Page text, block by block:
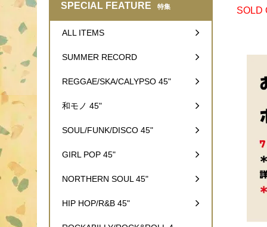
SOLD
SPECIAL FEATURE 特集
ALL ITEMS
SUMMER RECORD
REGGAE/SKA/CALYPSO 45"
和モノ 45"
SOUL/FUNK/DISCO 45"
GIRL POP 45"
NORTHERN SOUL 45"
HIP HOP/R&B 45"